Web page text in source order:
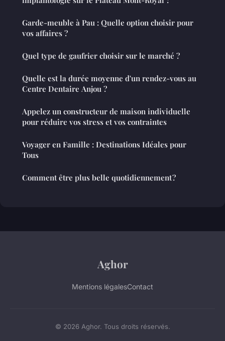
Garde-meuble à Pau : Quelle option choisir pour
vos affaires ?
Quel type de gaufrier choisir sur le marché ?
Quelle est la durée moyenne d'un rendez-vous au
Centre Dentaire Anjou ?
Appelez un constructeur de maison individuelle
pour réduire vos stress et vos contraintes
Voyager en Famille : Destinations Idéales pour
Tous
Comment être plus belle quotidiennement ?
Aghor
Mentions légalesContact
© 2026 Aghor. Tous droits réservés.